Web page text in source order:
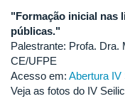
"Formação inicial nas
públicas."
Palestrante: Profa. Dra.
CE/UFPE
Acesso em: Abertura IV
Veja as fotos do IV